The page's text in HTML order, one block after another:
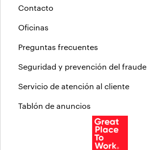
Contacto
Oficinas
Preguntas frecuentes
Seguridad y prevención del fraude
Servicio de atención al cliente
Tablón de anuncios